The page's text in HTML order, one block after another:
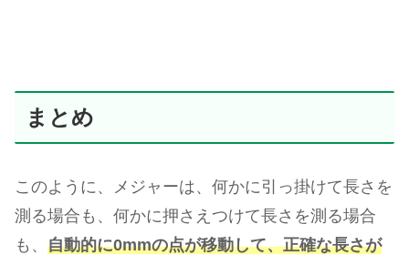
まとめ
このように、メジャーは、何かに引っ掛けて長さを
測る場合も、何かに押さえつけて長さを測る場合
も、 自動的に0mmの点が移動して、正確な長さが